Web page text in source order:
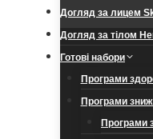
Догляд за лицем
Догляд за тілом
Готові набори
Програми
Програми
Програми